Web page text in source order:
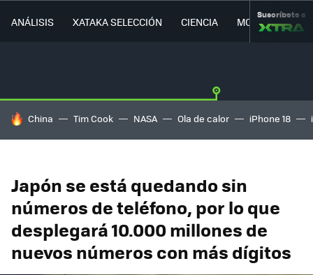
ANÁLISIS XATAKA SELECCIÓN CIENCIA MOVILIDAD
Suscríbete a
HOY SE HABLA DE
China Tim Cook NASA Ola de calor iPhone 18
Japón se está quedando sin
números de teléfono, por lo que
desplegará 10.000 millones de
nuevos números con más dígitos